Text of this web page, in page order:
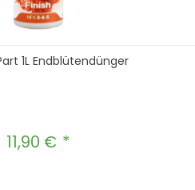
1L Endblütendünger
Regulärer Preis:
11,90 €